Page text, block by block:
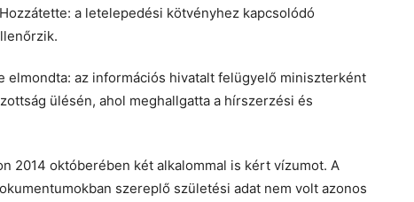
a letelepedési kötvényhez kapcsolódó
elmondta: az információs hivatalt felügyelő miniszterként
ülésén, ahol meghallgatta a hírszerzési és
2014 októberében két alkalommal is kért vízumot. A
szereplő születési adat nem volt azonos